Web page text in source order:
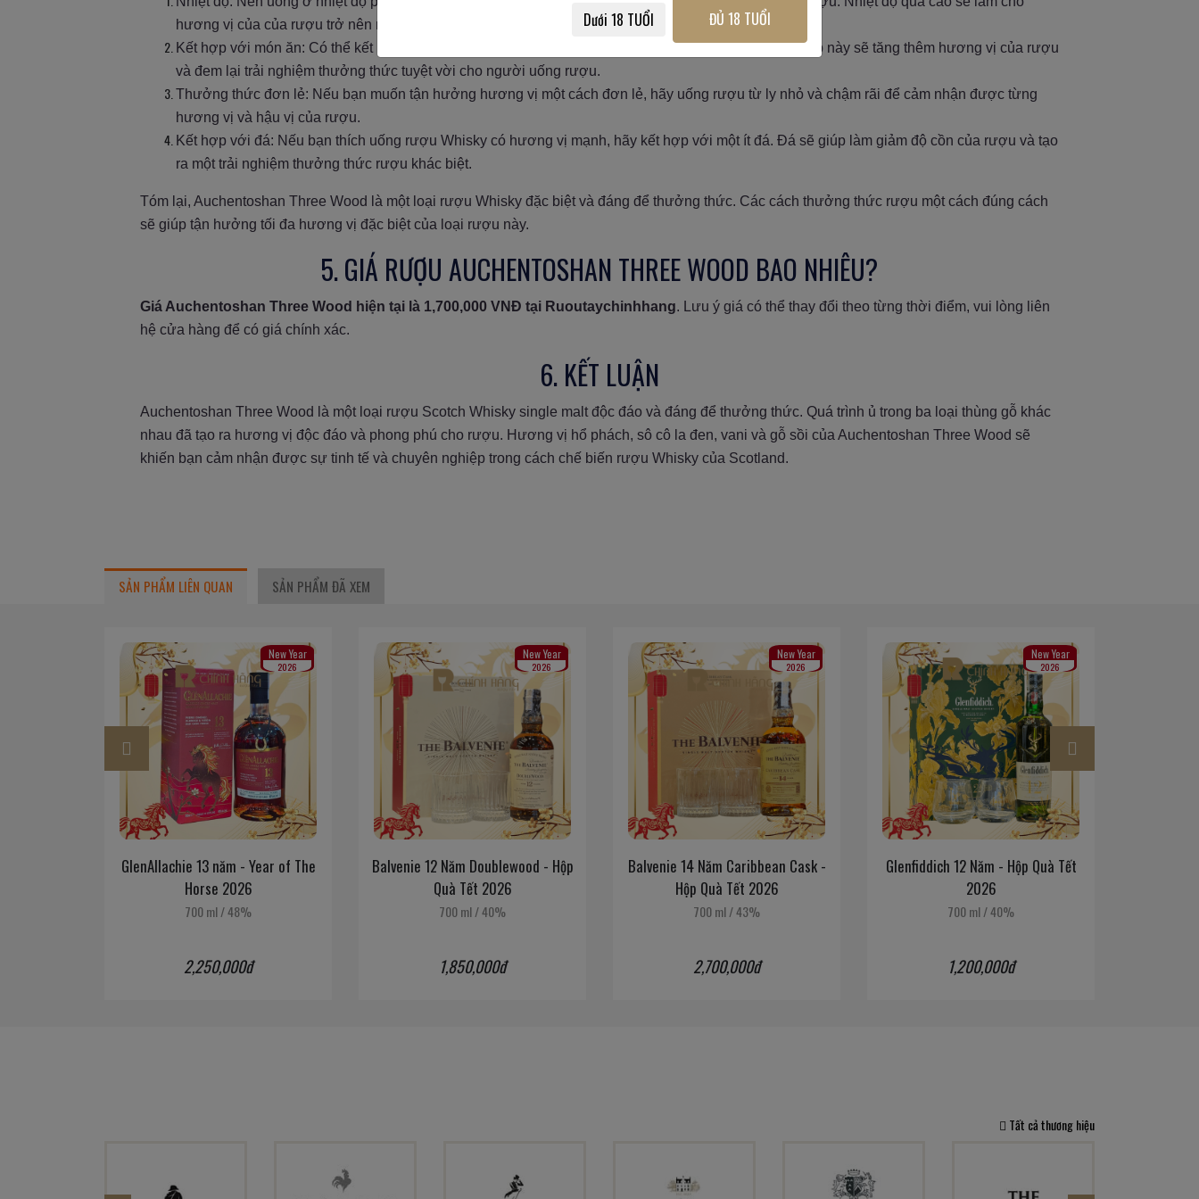
hương vị của của rượu trở nên nặng nề và khó chịu.
Kết hợp với món ăn: Có thể kết hợp với nhiều món ăn như thịt đỏ, phô mai và sô cô la đen. Sự kết hợp này sẽ tăng thêm hương vị của rượu
và đem lại trải nghiệm thưởng thức tuyệt vời cho người uống rượu.
Thưởng thức đơn lẻ: Nếu bạn muốn tận hưởng hương vị một cách đơn lẻ, hãy uống rượu từ ly nhỏ và chậm rãi để cảm nhận được từng
hương vị và hậu vị của rượu.
Kết hợp với đá: Nếu bạn thích uống rượu Whisky có hương vị mạnh, hãy kết hợp với một ít đá. Đá sẽ giúp làm giảm độ cồn của rượu và tạo
ra một trải nghiệm thưởng thức rượu khác biệt.
Tóm lại, Auchentoshan Three Wood là một loại rượu Whisky đặc biệt và đáng để thưởng thức. Các cách thưởng thức rượu một cách đúng cách
sẽ giúp tận hưởng tối đa hương vị đặc biệt của loại rượu này.
5. GIÁ RƯỢU AUCHENTOSHAN THREE WOOD BAO NHIÊU?
Giá Auchentoshan Three Wood hiện tại là 1,700,000 VNĐ tại Ruoutaychinhhang. Lưu ý giá có thể thay đổi theo từng thời điểm, vui lòng liên
hệ cửa hàng để có giá chính xác.
6. KẾT LUẬN
Auchentoshan Three Wood là một loại rượu Scotch Whisky single malt độc đáo và đáng để thưởng thức. Quá trình ủ trong ba loại thùng gỗ khác
nhau đã tạo ra hương vị độc đáo và phong phú cho rượu. Hương vị hổ phách, sô cô la đen, vani và gỗ sồi của Auchentoshan Three Wood sẽ
khiến bạn cảm nhận được sự tinh tế và chuyên nghiệp trong cách chế biến rượu Whisky của Scotland.
SẢN PHẨM LIÊN QUAN SẢN PHẨM ĐÃ XEM
New Year
2026
GlenAllachie 13 năm - Year of The
Horse 2026
700 ml/48%
2,250,000đ
New Year
2026
Balvenie 12 Năm Doublewood - Hộp
Quà Tết 2026
700 ml/40%
1,850,000đ
New Year
2026
Balvenie 14 Năm Caribbean Cask -
Hộp Quà Tết 2026
700 ml/43%
2,700,000đ
New Year
2026
Glenfiddich 12 Năm - Hộp Quà Tết
2026
700 ml/40%
1,200,000đ
Tất cả thương hiệu
Dưới 18 TUỔI ĐỦ 18 TUỔI